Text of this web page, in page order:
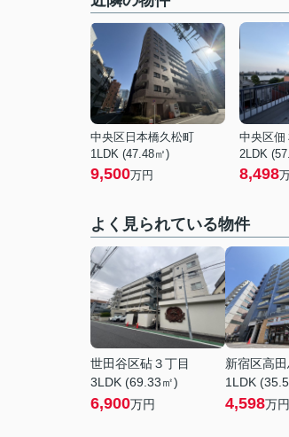
中央区日本橋久松町
1LDK (47.48㎡)
9,500万円
中央区佃
2LDK
8,498
よく見られている物件
世田谷区砧３丁目
3LDK (69.33㎡)
6,900万円
新宿区高
1LDK
4,598万円